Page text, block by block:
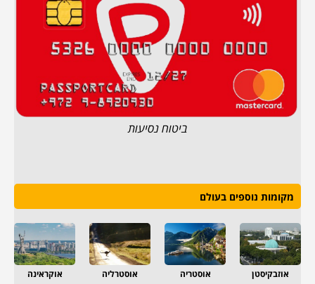
ביטוח נסיעות
מקומות נוספים בעולם
אוזבקיסטן אוסטריה אוסטרליה אוקראינה